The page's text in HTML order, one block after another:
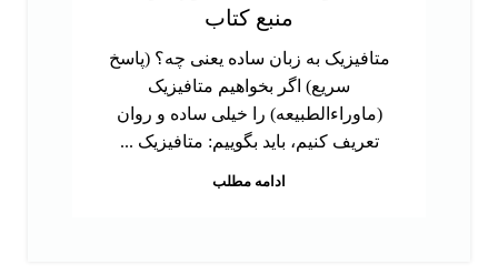
منبع کتاب
متافیزیک به زبان ساده یعنی چه؟ (پاسخ
سریع) اگر بخواهیم متافیزیک
(ماوراءالطبیعه) را خیلی ساده و روان
تعریف کنیم، باید بگوییم: متافیزیک ...
ادامه مطلب